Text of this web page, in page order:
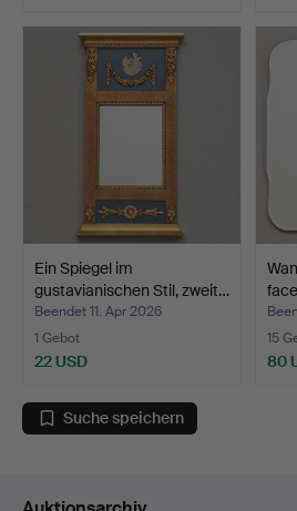
Ein Spiegel im
gustavianischen Stil, zweit…
Beendet 11. Apr 2026
1 Gebot
22 USD
15
80
Suche speichern